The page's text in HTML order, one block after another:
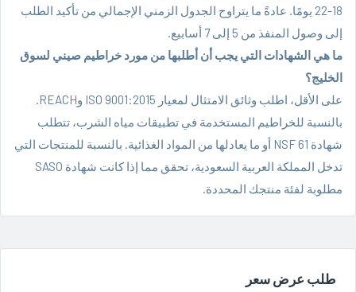
18-22 يومًا. عادةً ما يتراوح الجدول الزمني الإجمالي من تأكيد الطلب
إلى وصول المنفذ من 5 إلى 7 أسابيع.
ما هي الشهادات التي يجب أن أطلبها من مورد خراطيم صيني لسوق
الخليج؟
على الأقل، اطلب وثائق الامتثال لمعيار ISO 9001:2015 وREACH.
بالنسبة للخراطيم المستخدمة في تطبيقات مياه الشرب، تتطلب
شهادة NSF 61 أو ما يعادلها من المواد الغذائية. بالنسبة للمنتجات التي
تدخل المملكة العربية السعودية، تحقق مما إذا كانت شهادة SASO
مطلوبة لفئة منتجك المحددة.
طلب عرض سعر